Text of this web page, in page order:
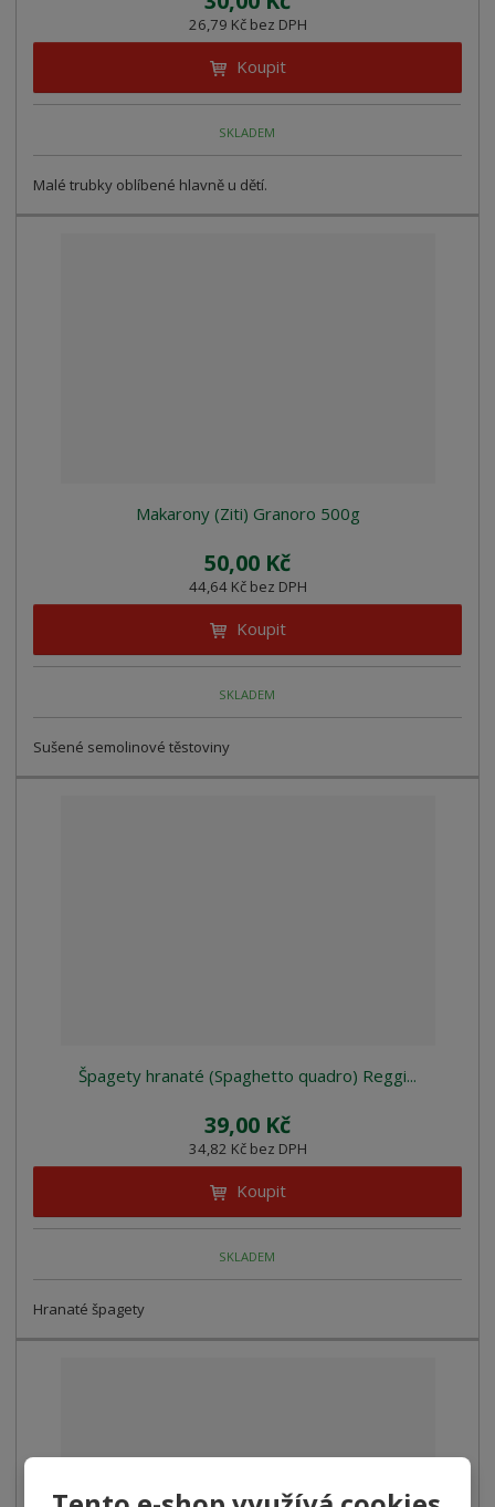
26,79 Kč bez DPH
Koupit
SKLADEM
Malé trubky oblíbené hlavně u dětí.
Makarony (Ziti) Granoro 500g
50,00 Kč
44,64 Kč bez DPH
Koupit
SKLADEM
Sušené semolinové těstoviny
Špagety hranaté (Spaghetto quadro) Reggi...
39,00 Kč
34,82 Kč bez DPH
Koupit
SKLADEM
Hranaté špagety